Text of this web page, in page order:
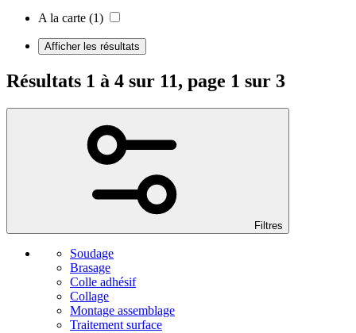
A la carte (1)
Afficher les résultats
Résultats 1 à 4 sur 11, page 1 sur 3
Filtres
Soudage
Brasage
Colle adhésif
Collage
Montage assemblage
Traitement surface